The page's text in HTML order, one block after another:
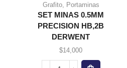
Grafito, Portaminas
SET MINAS 0.5MM
PRECISION HB,2B
DERWENT
$14,000